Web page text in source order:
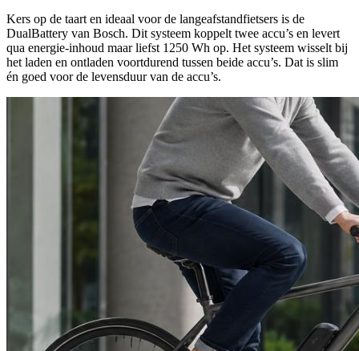
Kers op de taart en ideaal voor de langeafstandfietsers is de
DualBattery van Bosch. Dit systeem koppelt twee accu’s en levert
qua energie-inhoud maar liefst 1250 Wh op. Het systeem wisselt bij
het laden en ontladen voortdurend tussen beide accu’s. Dat is slim
én goed voor de levensduur van de accu’s.